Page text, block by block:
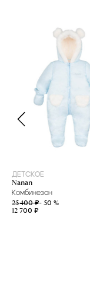
ДЕТСКОЕ
Nanan
Комбинезон
25 400 ₽- 50 %
12 700 ₽